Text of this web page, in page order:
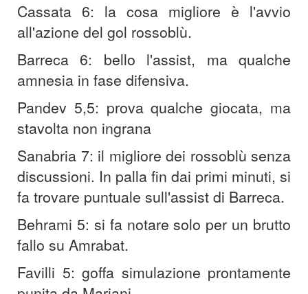
Cassata 6: la cosa migliore è l'avvio
all'azione del gol rossoblù.
Barreca 6: bello l'assist, ma qualche
amnesia in fase difensiva.
Pandev 5,5: prova qualche giocata, ma
stavolta non ingrana
Sanabria 7: il migliore dei rossoblù senza
discussioni. In palla fin dai primi minuti, si
fa trovare puntuale sull'assist di Barreca.
Behrami 5: si fa notare solo per un brutto
fallo su Amrabat.
Favilli 5: goffa simulazione prontamente